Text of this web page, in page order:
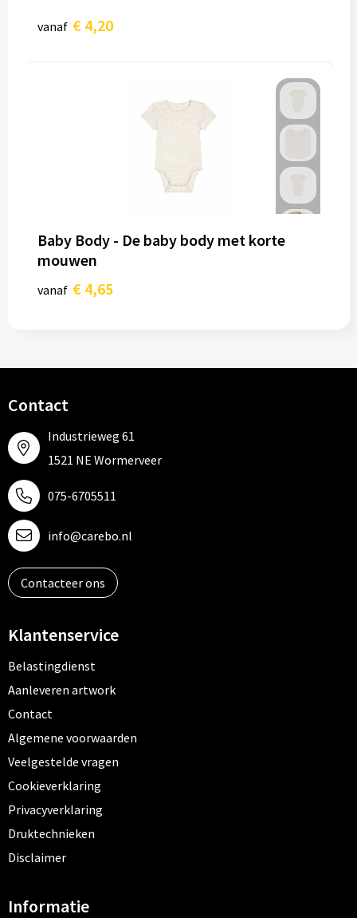
vanaf € 4,20
Baby Body - De baby body met korte
mouwen
vanaf € 4,65
Contact
Industrieweg 61
1521 NE Wormerveer
075-6705511
info@carebo.nl
Contacteer ons
Klantenservice
Belastingdienst
Aanleveren artwork
Contact
Algemene voorwaarden
Veelgestelde vragen
Cookieverklaring
Privacyverklaring
Druktechnieken
Disclaimer
Informatie